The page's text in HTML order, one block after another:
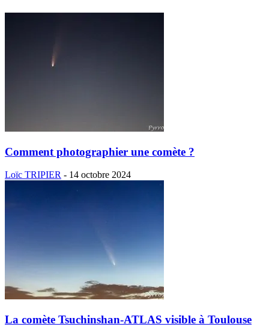
Comment photographier une comète ?
Loïc TRIPIER - 14 octobre 2024
La comète Tsuchinshan-ATLAS visible à Toulouse